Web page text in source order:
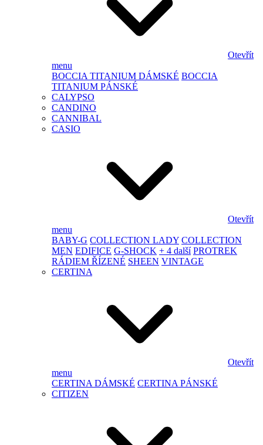
Otevřít
menu
BOCCIA TITANIUM DÁMSKÉ BOCCIA
TITANIUM PÁNSKÉ
CALYPSO
CANDINO
CANNIBAL
CASIO
Otevřít
menu
BABY-G COLLECTION LADY COLLECTION
MEN EDIFICE G-SHOCK + 4 další PROTREK
RÁDIEM ŘÍZENÉ SHEEN VINTAGE
CERTINA
Otevřít
menu
CERTINA DÁMSKÉ CERTINA PÁNSKÉ
CITIZEN